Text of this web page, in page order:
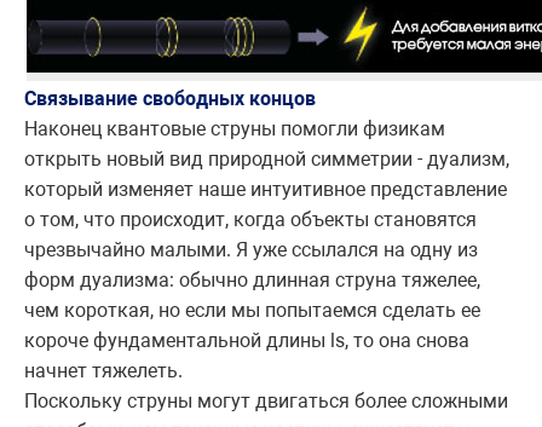
Связывание свободных концов
Наконец квантовые струны помогли физикам
открыть новый вид природной симметрии - дуализм,
который изменяет наше интуитивное представление
о том, что происходит, когда объекты становятся
чрезвычайно малыми. Я уже ссылался на одну из
форм дуализма: обычно длинная струна тяжелее,
чем короткая, но если мы попытаемся сделать ее
короче фундаментальной длины ls, то она снова
начнет тяжелеть.
Поскольку струны могут двигаться более сложными